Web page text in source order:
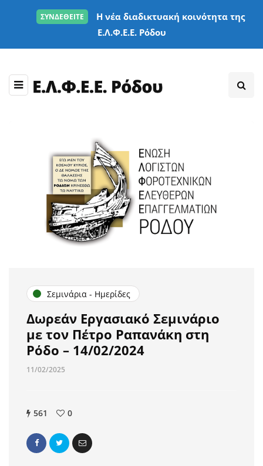
ΣΥΝΔΕΘΕΙΤΕ
Η νέα διαδικτυακή κοινότητα της
Ε.Λ.Φ.Ε.Ε. Ρόδου
Σεμινάρια - Ημερίδες
Δωρεάν Εργασιακό Σεμινάριο
με τον Πέτρο Ραπανάκη στη
Ρόδο – 14/02/2024
11/02/2025
561 0